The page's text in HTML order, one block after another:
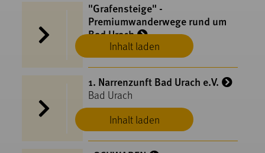
Inhalt laden
"Grafensteige" -
Premiumwanderwege rund um
Bad Urach
Bad Urach
Inhalt laden
1. Narrenzunft Bad Urach e.V.
Bad Urach